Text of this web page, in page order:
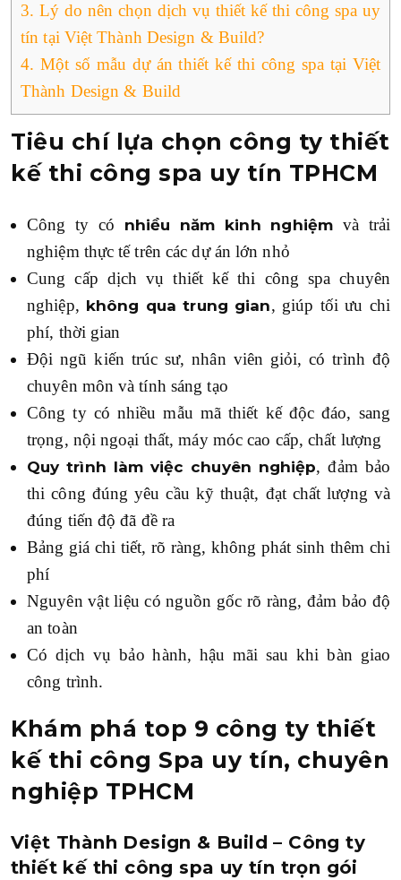
3. Lý do nên chọn dịch vụ thiết kế thi công spa uy
tín tại Việt Thành Design & Build?
4. Một số mẫu dự án thiết kế thi công spa tại Việt
Thành Design & Build
Tiêu chí lựa chọn công ty thiết
kế thi công spa uy tín TPHCM
Công ty có nhiều năm kinh nghiệmvà trải
nghiệm thực tế trên các dự án lớn nhỏ
Cung cấp dịch vụ thiết kế thi công spa chuyên
nghiệp, không qua trung gian, giúp tối ưu chi
phí, thời gian
Đội ngũ kiến trúc sư, nhân viên giỏi, có trình độ
chuyên môn và tính sáng tạo
Công ty có nhiều mẫu mã thiết kế độc đáo, sang
trọng, nội ngoại thất, máy móc cao cấp, chất lượng
Quy trình làm việc chuyên nghiệp, đảm bảo
thi công đúng yêu cầu kỹ thuật, đạt chất lượng và
đúng tiến độ đã đề ra
Bảng giá chi tiết, rõ ràng, không phát sinh thêm chi
phí
Nguyên vật liệu có nguồn gốc rõ ràng, đảm bảo độ
an toàn
Có dịch vụ bảo hành, hậu mãi sau khi bàn giao
công trình.
Khám phá top 9 công ty thiết
kế thi công Spa uy tín, chuyên
nghiệp TPHCM
Việt Thành Design & Build – Công ty
thiết kế thi công spa uy tín trọn gói